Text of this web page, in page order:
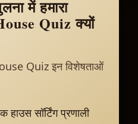
में हमारा
Quiz क्यों
Quiz इन विशेषताओं
सॉर्टिंग प्रणाली